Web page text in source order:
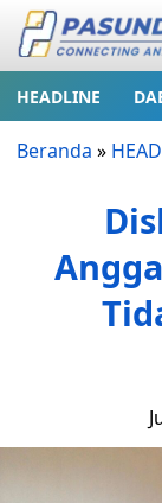
HEADLINE
Beranda »